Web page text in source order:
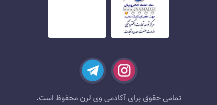
تمامی حقوق برای آکادمی وی لرن محفوظ است.